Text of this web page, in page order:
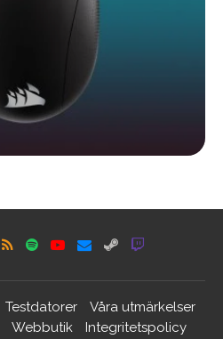
Testdatorer
Våra utmärkelser
Webbutik Integritetspolicy